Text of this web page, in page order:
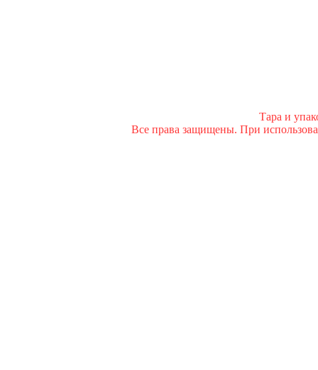
Тара и
Все права защищены. При